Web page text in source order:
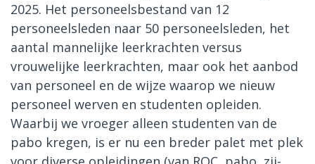
2025. Het personeelsbestand van 12
personeelsleden naar 50 personeelsleden, het
aantal mannelijke leerkrachten versus
vrouwelijke leerkrachten, maar ook het aanbod
van personeel en de wijze waarop we nieuw
personeel werven en studenten opleiden.
Waarbij we vroeger alleen studenten van de
pabo kregen, is er nu een breder palet met plek